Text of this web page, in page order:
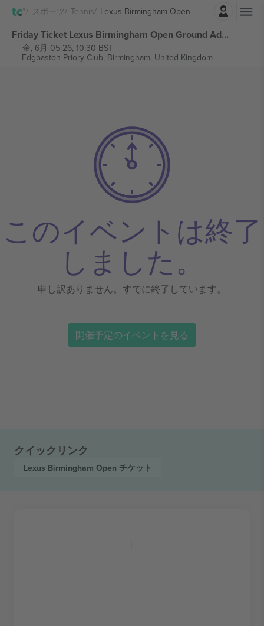
スポーツ Tennis Lexus Birmingham Open
ログイン
Friday Ticket Lexus Birmingham Open Ground Admission 2026 チケット
金, 6月 05 26, 10:30 BST
Edgbaston Priory Club, Birmingham, United Kingdom
このイベントは終了
しました。
申し訳ありません。すでに終了しています。
開催予定のイベントを見る
クイックリンク
Lexus Birmingham Open チケット